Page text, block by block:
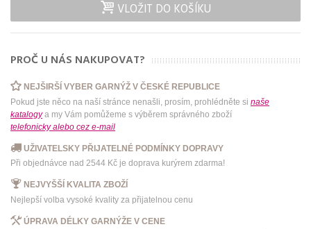
VLOŽIT DO KOŠÍKU
PROČ U NÁS NAKUPOVAT?
NEJŠIRŠÍ VYBER GARNÝŽ V ČESKÉ REPUBLICE
Pokud jste něco na naší stránce nenašli, prosím, prohlédněte si naše
katalogy a my Vám pomůžeme s výběrem správného zboží
telefonicky alebo cez e-mail
UŽIVATELSKY PŘIJATELNÉ PODMÍNKY DOPRAVY
Při objednávce nad 2544 Kč je doprava kurýrem zdarma!
NEJVYŠŠÍ KVALITA ZBOŽÍ
Nejlepší volba vysoké kvality za přijatelnou cenu
ÚPRAVA DÉLKY GARNÝŽE V CENE